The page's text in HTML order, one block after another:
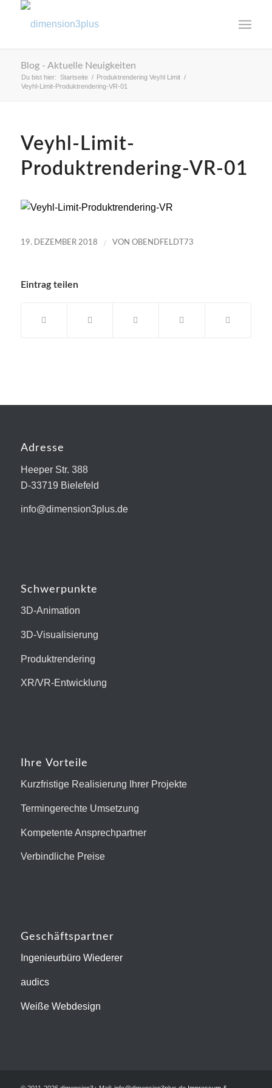
Blog - Aktuelle Neuigkeiten
Du bist hier: Startseite / Produktrendering Veyhl Limit /
Veyhl-Limit-Produktrendering-VR-01
Veyhl-Limit-
Produktrendering-VR-01
19. DEZEMBER 2018 / VON OBENDFELDT73
Eintrag teilen
Adresse
Heeper Str. 388
D-33719 Bielefeld
info@dimension3plus.de
Schwerpunkte
3D-Animation
3D-Visualisierung
Produktrendering
XR/VR-Entwicklung
Ihre Vorteile
Kurzfristige Realisierung Ihrer Projekte
Termingerechte Umsetzung
Kompetente Ansprechpartner
Verbindliche Preise
Geschäftspartner
Ingenieurbüro Wiederer
audics
Weiße Webdesign